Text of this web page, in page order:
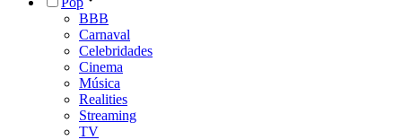
BBB
Carnaval
Celebridades
Cinema
Música
Realities
Streaming
TV